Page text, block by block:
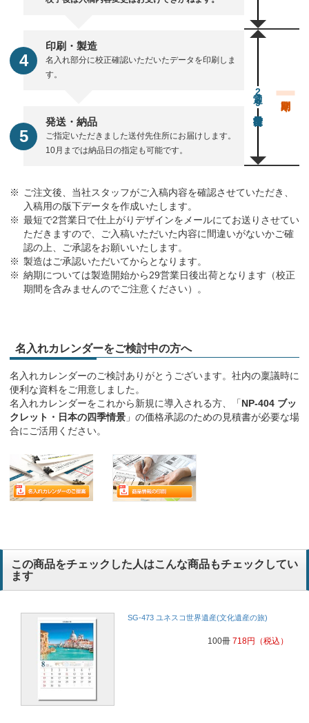
印刷・製造
名入れ部分に校正確認いただいたデータを印刷しま
す。
発送・納品
ご指定いただきました送付先住所にお届けします。
10月までは納品日の指定も可能です。
通常29営業日後出荷
ご注文後、当社スタッフがご入稿内容を確認させていただき、
入稿用の版下データを作成いたします。
最短で2営業日で仕上がりデザインをメールにてお送りさせてい
ただきますので、ご入稿いただいた内容に間違いがないかご確
認の上、ご承認をお願いいたします。
製造はご承認いただいてからとなります。
納期については製造開始から29営業日後出荷となります（校正
期間を含みませんのでご注意ください）。
名入れカレンダーをご検討中の方へ
名入れカレンダーのご検討ありがとうございます。社内の稟議時に
便利な資料をご用意しました。
名入れカレンダーをこれから新規に導入される方、「NP-404 ブッ
クレット・日本の四季情景 」の価格承認のための見積書が必要な場
合にご活用ください。
この商品をチェックした人はこんな商品もチェックしてい
ます
SG-473 ユネスコ世界遺産(文化遺産の旅)
100冊 718円 （税込）